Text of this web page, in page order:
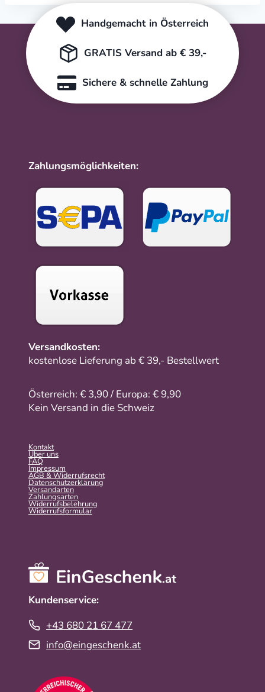
Handgemacht in Österreich
GRATIS Versand ab € 39,-
Sichere & schnelle Zahlung
Zahlungsmöglichkeiten:
Versandkosten:
kostenlose Lieferung ab € 39,- Bestellwert
Österreich: € 3,90 / Europa: € 9,90
Kein Versand in die Schweiz
Kontakt
Über uns
FAQ
Impressum
AGB & Widerrufsrecht
Datenschutzerklärung
Versandarten
Zahlungsarten
Widerrufsbelehrung
Widerrufs­formular
Kundenservice:
+43 680 21 67 477
info@eingeschenk.at